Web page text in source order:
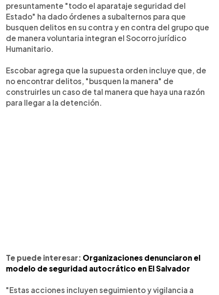
presuntamente "todo el aparataje seguridad del
Estado" ha dado órdenes a subalternos para que
busquen delitos en su contra y en contra del grupo que
de manera voluntaria integran el Socorro jurídico
Humanitario.
Escobar agrega que la supuesta orden incluye que, de
no encontrar delitos, "busquen la manera" de
construirles un caso de tal manera que haya una razón
para llegar a la detención.
Te puede interesar: Organizaciones denunciaron el
modelo de seguridad autocrático en El Salvador
"Estas acciones incluyen seguimiento y vigilancia a